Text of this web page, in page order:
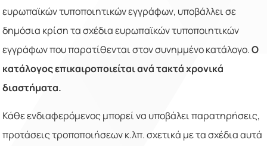
ευρωπαϊκών τυποποιητικών εγγράφων, υποβάλλει σε
δημόσια κρίση τα σχέδια ευρωπαϊκών τυποποιητικών
εγγράφων που παρατίθενται στον συνημμένο κατάλογο.Ο
κατάλογος επικαιροποιείται ανά τακτά χρονικά
διαστήματα.
Κάθε ενδιαφερόμενος μπορεί να υποβάλει παρατηρήσεις,
προτάσεις τροποποιήσεων κ.λπ. σχετικά με τα σχέδια αυτά